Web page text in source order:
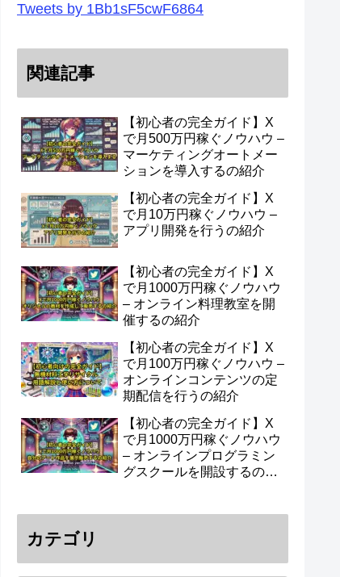
Tweets by 1Bb1sF5cwF6864
関連記事
【初心者の完全ガイド】X
で月500万円稼ぐノウハウ –
マーケティングオートメー
ションを導入するの紹介
【初心者の完全ガイド】X
で月10万円稼ぐノウハウ –
アプリ開発を行うの紹介
【初心者の完全ガイド】X
で月1000万円稼ぐノウハウ
– オンライン料理教室を開
催するの紹介
【初心者の完全ガイド】X
で月100万円稼ぐノウハウ –
オンラインコンテンツの定
期配信を行うの紹介
【初心者の完全ガイド】X
で月1000万円稼ぐノウハウ
– オンラインプログラミン
グスクールを開設するの紹
カテゴリ